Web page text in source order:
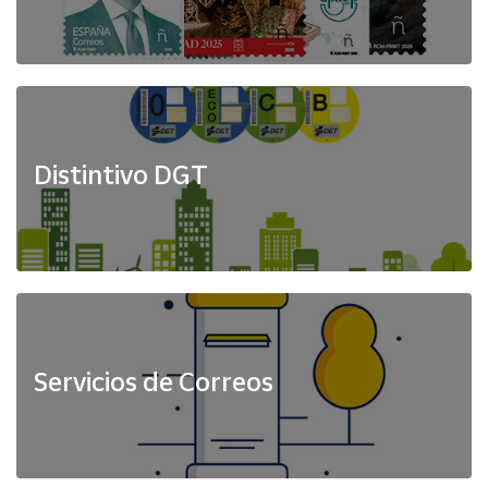
Distintivo DGT
Servicios de Correos